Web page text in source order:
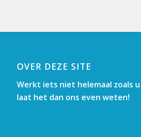
OVER DEZE SITE
Werkt iets niet helemaal zoals
laat het dan ons even weten!